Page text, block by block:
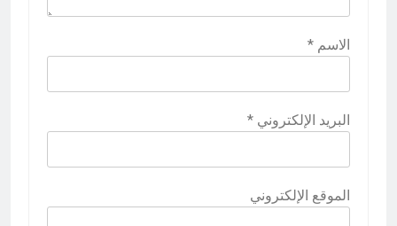
الاسم *
البريد الإلكتروني *
الموقع الإلكتروني